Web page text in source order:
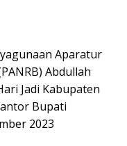
Aparatur
Abdullah
Jadi Kabupaten
Bupati
2023